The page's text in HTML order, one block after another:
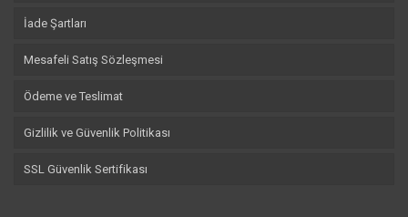
İade Şartları
Mesafeli Satış Sözleşmesi
Ödeme ve Teslimat
Gizlilik ve Güvenlik Politikası
SSL Güvenlik Sertifikası